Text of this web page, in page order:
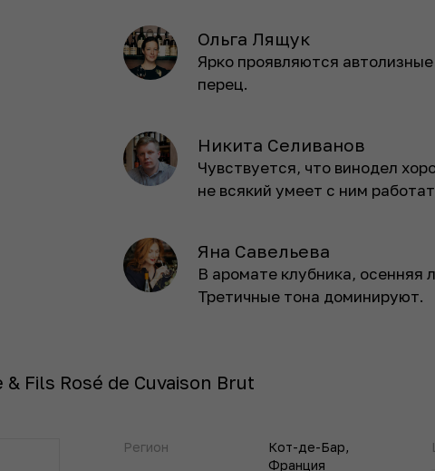
Ольга Лящук
Ярко проявляются
перец.
Никита Селиванов
Чувствуется, что винодел
не всякий умеет с ним
Яна Савельева
В аромате клубника, осенняя
Третичные тона доминируют.
Fils Rosé de Cuvaison Brut
Регион
Кот-де-Бар,
Франция